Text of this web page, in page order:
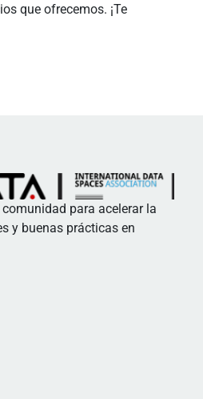
que ofrecemos. ¡Te
para acelerar la
y buenas prácticas en